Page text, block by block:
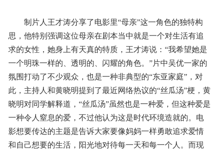
制片人王才涛分享了电影里“母亲”这一角色的独特构
思，他特别强调这位母亲在剧本当中就是一个对生活有追
求的女性，她身上有天真的特质，王才涛说：“我希望她是
一个明珠一样的、透明的、闪耀的角色。”片中吴优一家的
氛围打动了不少观众，也是一种非典型的“东亚家庭”，对
此，主持人和黄晓明提到了最近网络热议的“丝瓜汤”梗，黄
晓明对同学解释道，“丝瓜汤”虽然也是一种爱，但这种爱是
一种令人窒息的爱，不过他认为这是时代环境造就的。电
影想要传达的主题是告诉大家要像妈妈一样勇敢追求爱情
和自己想要的生活，阳光地对待每一天和每一个人。而现